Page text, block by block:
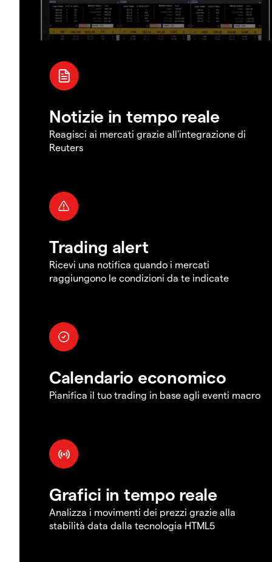
Notizie in tempo reale
Reagisci ai mercati grazie all'integrazione di
Reuters
Trading alert
Ricevi una notifica quando i mercati
raggiungono le condizioni da te indicate
Calendario economico
Pianifica il tuo trading in base agli eventi macro
Grafici in tempo reale
Analizza i movimenti dei prezzi grazie alla
stabilità data dalla tecnologia HTML5